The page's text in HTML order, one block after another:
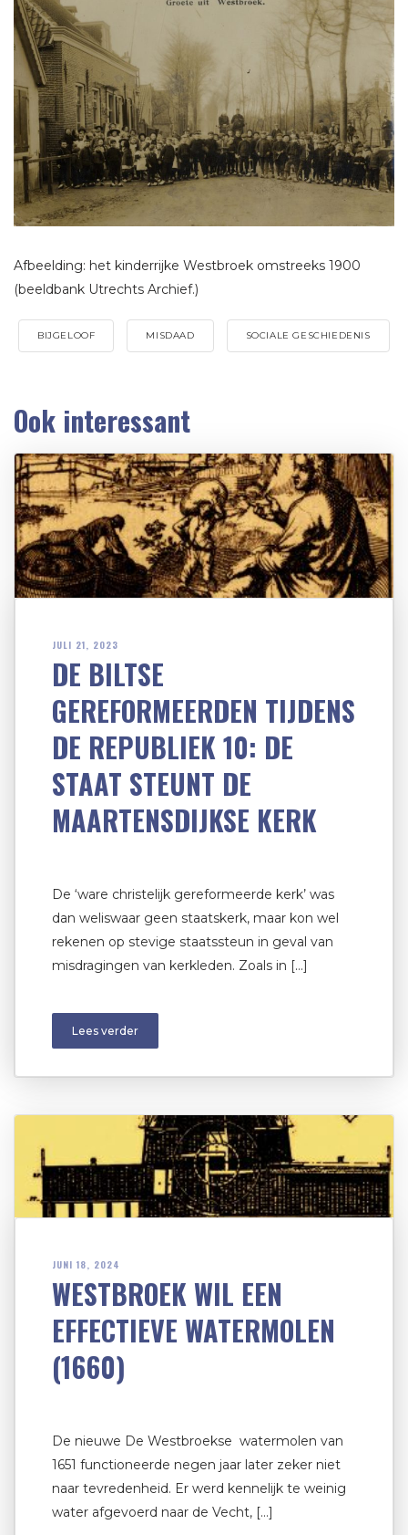
Afbeelding: het kinderrijke Westbroek omstreeks 1900
(beeldbank Utrechts Archief.)
BIJGELOOF MISDAAD SOCIALE GESCHIEDENIS
Ook interessant
JULI 21, 2023
DE BILTSE
GEREFORMEERDEN TIJDENS
DE REPUBLIEK 10: DE
STAAT STEUNT DE
MAARTENSDIJKSE KERK
De ‘ware christelijk gereformeerde kerk’ was
dan weliswaar geen staatskerk, maar kon wel
rekenen op stevige staatssteun in geval van
misdragingen van kerkleden. Zoals in […]
Lees verder
JUNI 18, 2024
WESTBROEK WIL EEN
EFFECTIEVE WATERMOLEN
(1660)
De nieuwe De Westbroekse watermolen van
1651 functioneerde negen jaar later zeker niet
naar tevredenheid. Er werd kennelijk te weinig
water afgevoerd naar de Vecht, […]